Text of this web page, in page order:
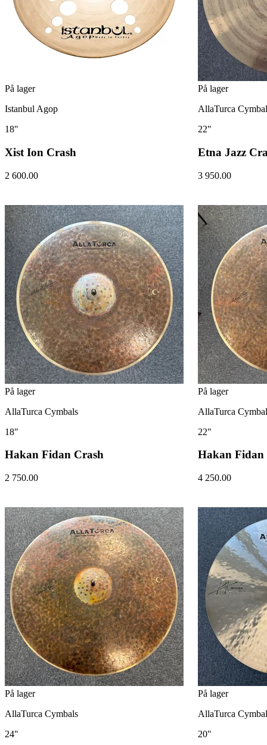
På lager
Istanbul Agop
18"
Xist Ion Crash
2 600.00
På lager
AllaTurca
22"
Etna Jazz
3 950.00
På lager
AllaTurca Cymbals
18"
Hakan Fidan Crash
2 750.00
På lager
AllaTurca
22"
Hakan Fidan
4 250.00
På lager
AllaTurca Cymbals
24"
På lager
AllaTurca
20"